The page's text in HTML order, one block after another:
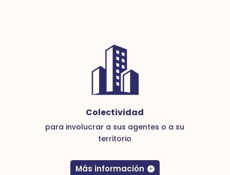
Colectividad
para involucrar a sus agentes o a su
territorio
Más información